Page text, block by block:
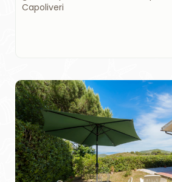
Capoliveri